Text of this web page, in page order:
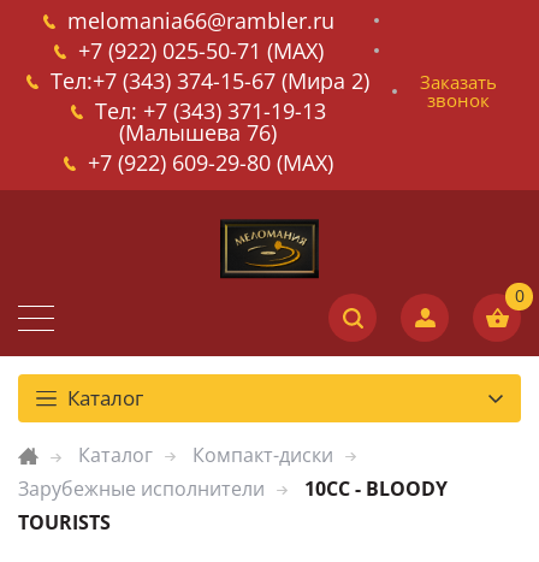
melomania66@rambler.ru
+7 (922) 025-50-71 (MAX)
Тел:+7 (343) 374-15-67 (Мира 2)
Тел: +7 (343) 371-19-13
(Малышева 76)
+7 (922) 609-29-80 (MAX)
Заказать
звонок
Каталог
Каталог
Компакт-диски
Зарубежные исполнители
10CC - BLOODY
TOURISTS